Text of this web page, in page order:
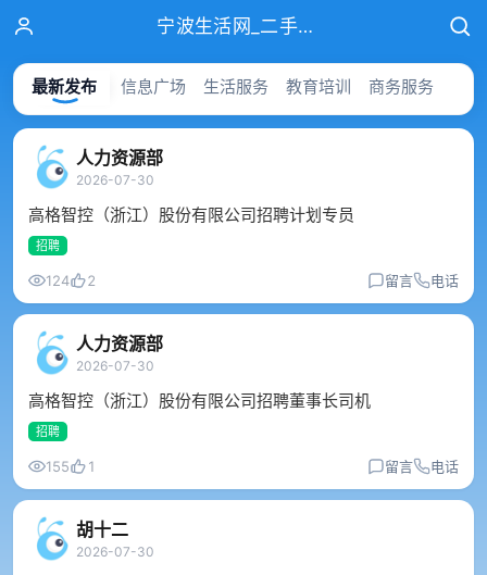
宁波生活网_二手房_租房_招聘_找工作免费发布信息！-第7页
最新发布 信息广场 生活服务 教育培训 商务服务
人力资源部
2026-07-30
高格智控（浙江）股份有限公司招聘计划专员
招聘
124 2 留言 电话
人力资源部
2026-07-30
高格智控（浙江）股份有限公司招聘董事长司机
招聘
155 1 留言 电话
胡十二
2026-07-30